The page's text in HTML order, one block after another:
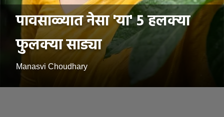
पावसाळ्यात नेसा 'या' 5 हलक्या
फुलक्या साड्या
Manasvi Choudhary